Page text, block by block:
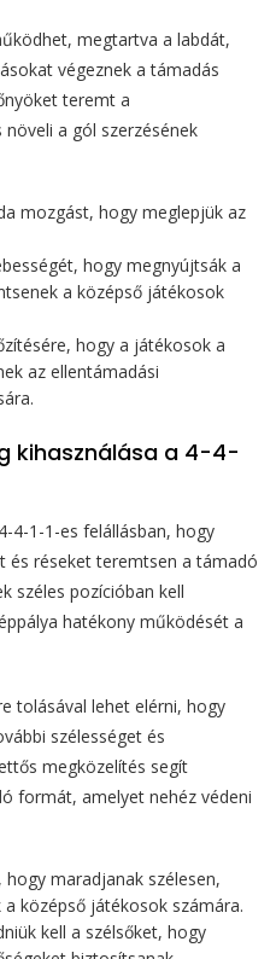
megtartva a labdát,
végeznek a támadás
teremt a
a gól szerzésének
mozgást, hogy meglepjük az
hogy megnyújtsák a
a középső játékosok
hogy a játékosok a
az ellentámadási
kihasználása a 4-4-
4-1-1-es felállásban, hogy
és réseket teremtsen a támadó
széles pozícióban kell
hatékony működését a
tolásával lehet elérni, hogy
szélességet és
megközelítés segít
formát, amelyet nehéz védeni
maradjanak szélesen,
középső játékosok számára.
kell a szélsőket, hogy